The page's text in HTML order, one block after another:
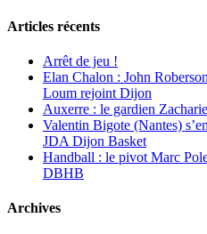
Articles récents
Arrêt de jeu !
Elan Chalon : John
Loum rejoint Dijon
Auxerre : le gardien
Valentin Bigote (Nantes)
JDA Dijon Basket
Handball : le pivot Marc
DBHB
Archives